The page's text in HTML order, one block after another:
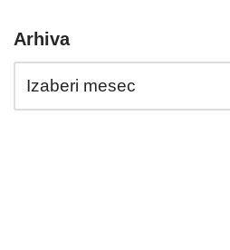
Arhiva